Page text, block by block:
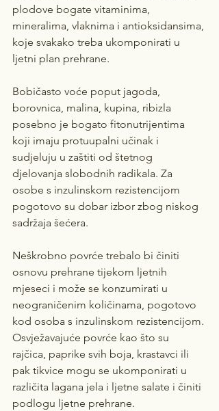
plodove bogate vitaminima,
mineralima, vlaknima i antioksidansima,
koje svakako treba ukomponirati u
ljetni plan prehrane.
Bobičasto voće poput jagoda,
borovnica, malina, kupina, ribizla
posebno je bogato fitonutrijentima
koji imaju protuupalni učinak i
sudjeluju u zaštiti od štetnog
djelovanja slobodnih radikala. Za
osobe s inzulinskom rezistencijom
pogotovo su dobar izbor zbog niskog
sadržaja šećera.
Neškrobno povrće trebalo bi činiti
osnovu prehrane tijekom ljetnih
mjeseci i može se konzumirati u
neograničenim količinama, pogotovo
kod osoba s inzulinskom rezistencijom.
Osvježavajuće povrće kao što su
rajčica, paprike svih boja, krastavci ili
pak tikvice mogu se ukomponirati u
različita lagana jela i ljetne salate i činiti
podlogu ljetne prehrane.